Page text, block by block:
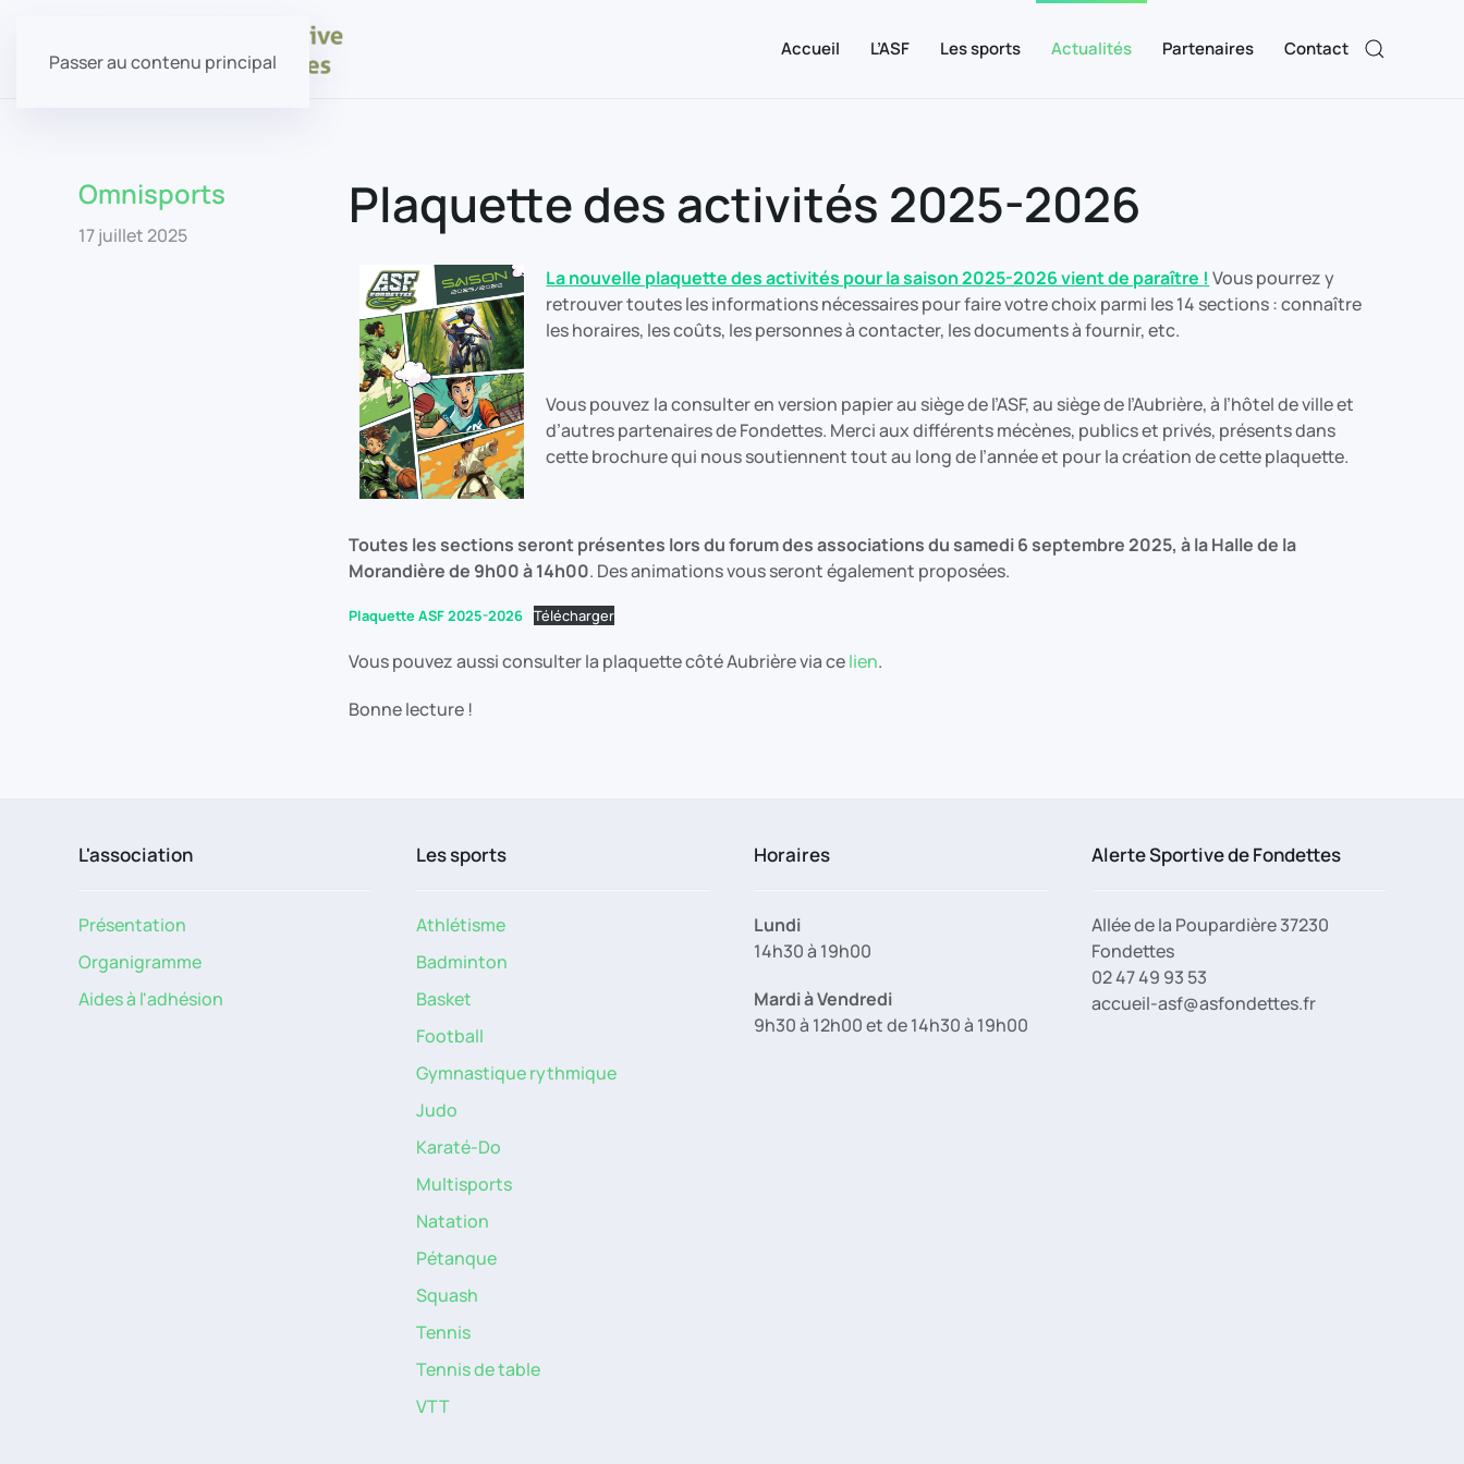
Passer au contenu principal
Accueil L’ASF Les sports Actualités Partenaires Contact
Omnisports
17 juillet 2025 Plaquette des activités 2025-2026
La nouvelle plaquette des activités pour la saison 2025-2026 vient de paraître ! Vous pourrez y
retrouver toutes les informations nécessaires pour faire votre choix parmi les 14 sections : connaître
les horaires, les coûts, les personnes à contacter, les documents à fournir, etc.
Vous pouvez la consulter en version papier au siège de l’ASF, au siège de l’Aubrière, à l’hôtel de ville et
d’autres partenaires de Fondettes. Merci aux différents mécènes, publics et privés, présents dans
cette brochure qui nous soutiennent tout au long de l’année et pour la création de cette plaquette.
Toutes les sections seront présentes lors du forum des associations du samedi 6 septembre 2025, à la Halle de la
Morandière de 9h00 à 14h00. Des animations vous seront également proposées.
Plaquette ASF 2025-2026 Télécharger
Vous pouvez aussi consulter la plaquette côté Aubrière via celien.
Bonne lecture !
L'association
Présentation
Organigramme
Aides à l'adhésion
Les sports
Athlétisme
Badminton
Basket
Football
Gymnastique rythmique
Judo
Karaté-Do
Multisports
Natation
Pétanque
Squash
Tennis
Tennis de table
VTT
Horaires
Lundi
14h30 à 19h00
Mardi à Vendredi
9h30 à 12h00 et de 14h30 à 19h00
Alerte Sportive de Fondettes
Allée de la Poupardière 37230
Fondettes
02 47 49 93 53
accueil-asf@asfondettes.fr